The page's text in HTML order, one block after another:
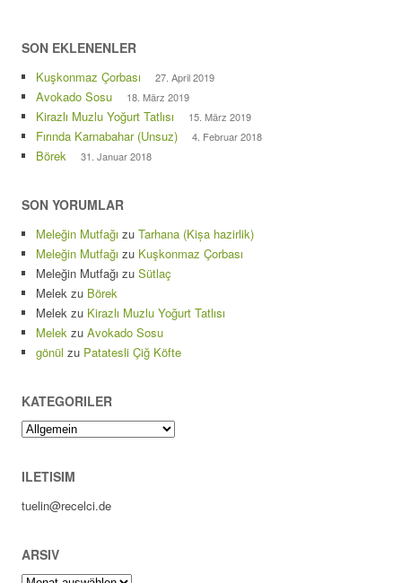
SON EKLENENLER
Kuşkonmaz Çorbası 27. April 2019
Avokado Sosu 18. März 2019
Kirazlı Muzlu Yoğurt Tatlısı 15. März 2019
Fırında Karnabahar (Unsuz) 4. Februar 2018
Börek 31. Januar 2018
SON YORUMLAR
Meleğin Mutfağı zu Tarhana (Kișa hazirlik)
Meleğin Mutfağı zu Kuşkonmaz Çorbası
Meleğin Mutfağı zu Sütlaç
Melek zu Börek
Melek zu Kirazlı Muzlu Yoğurt Tatlısı
Melek zu Avokado Sosu
gönül zu Patatesli Çiğ Köfte
KATEGORILER
Kategoriler
ILETISIM
tuelin@recelci.de
ARSIV
Arsiv